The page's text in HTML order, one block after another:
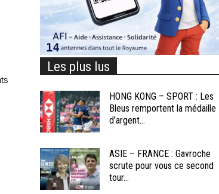
Les plus lus
HONG KONG – SPORT : Les
Bleus remportent la médaille
d’argent...
ASIE – FRANCE : Gavroche
scrute pour vous ce second
tour...